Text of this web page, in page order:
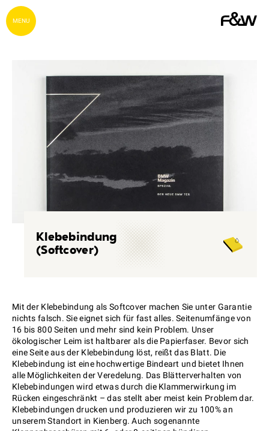
MENU
Klebebindung
(Softcover)
Mit der Klebebindung als Softcover machen Sie unter Garantie
nichts falsch. Sie eignet sich für fast alles. Seitenumfänge von
16 bis 800 Seiten und mehr sind kein Problem. Unser
ökologischer Leim ist haltbarer als die Papierfaser. Bevor sich
eine Seite aus der Klebebindung löst, reißt das Blatt. Die
Klebebindung ist eine hochwertige Bindeart und bietet Ihnen
alle Möglichkeiten der Veredelung. Das Blätterverhalten von
Klebebindungen wird etwas durch die Klammerwirkung im
Rücken eingeschränkt – das stellt aber meist kein Problem dar.
Klebebindungen drucken und produzieren wir zu 100% an
unserem Standort in Kienberg. Auch sogenannte